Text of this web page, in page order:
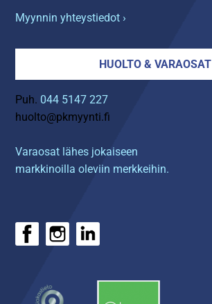
Myynnin yhteystiedot ›
HUOLTO & VARAOSAT
Puh. 044 5147 227
huolto@pkmyynti.fi
Varaosat lähes jokaiseen
markkinoilla oleviin merkkeihin.